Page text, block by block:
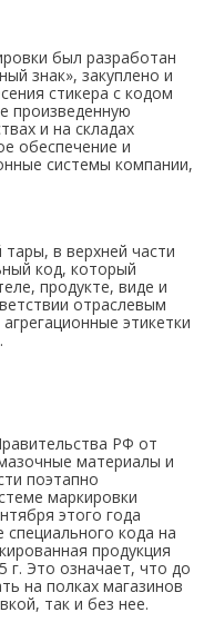
был разработан
знак», закуплено и
стикера с кодом
произведенную
и на складах
обеспечение и
системы компании,
в верхней части
код, который
продукте, виде и
отраслевым
этикетки
РФ от
материалы и
поэтапно
маркировки
этого года
кода на
продукция
г. Это означает, что до
на полках магазинов
так и без нее.